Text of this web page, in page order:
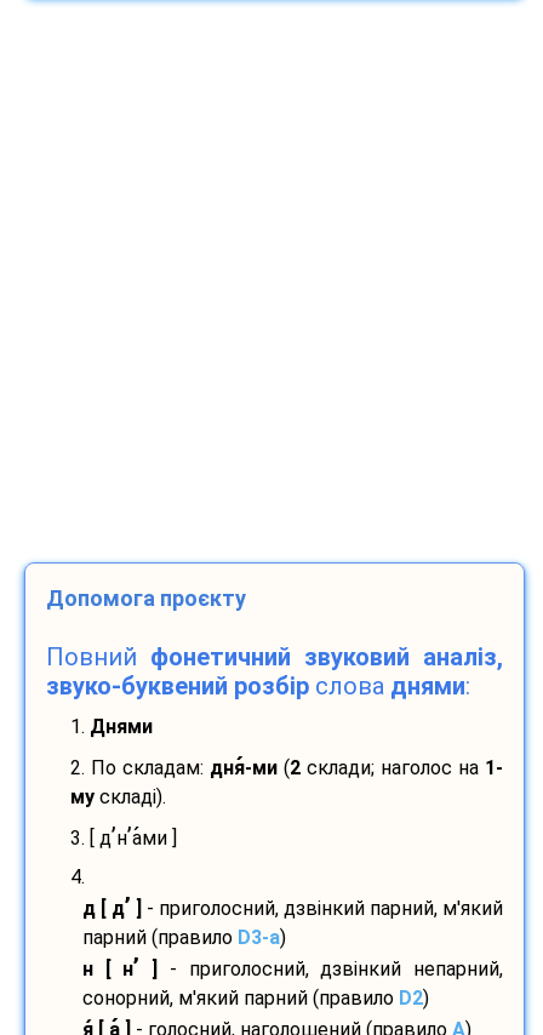
Допомога проєкту
Повний фонетичний звуковий аналіз,
звуко-буквений розбір слова днями:
1. Днями
2. По складам: дня-ми (2 склади; наголос на 1-
му складі).
3. [ д’н’ами ]
4.
д [ д’
- приголосний, дзвінкий парний, м'який
парний (правило D3-а)
н [ н’
- приголосний, дзвінкий непарний,
сонорний, м'який парний (правило D2)
я [ а - голосний, наголошений (правило A)